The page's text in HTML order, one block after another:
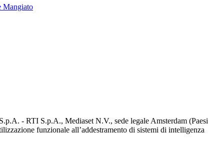
Mangiato
- RTI S.p.A., Mediaset N.V., sede legale Amsterdam (Paesi
funzionale all’addestramento di sistemi di intelligenza